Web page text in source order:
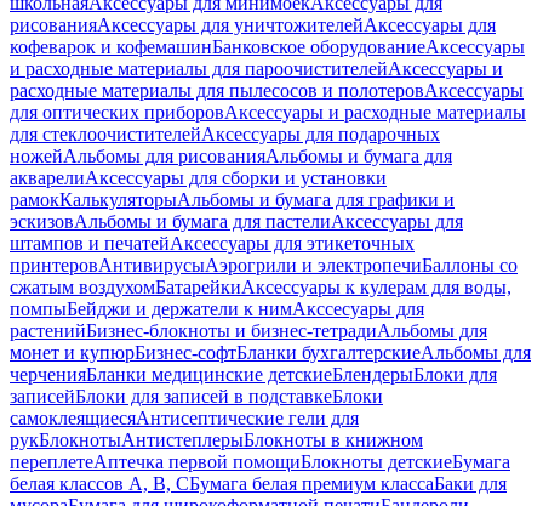
рисованияАксессуары для уничтожителейАксессуары для
кофеварок и кофемашинБанковское оборудованиеАксессуары
и расходные материалы для пароочистителейАксессуары и
расходные материалы для пылесосов и полотеровАксессуары
для оптических приборовАксессуары и расходные материалы
для стеклоочистителейАксессуары для подарочных
ножейАльбомы для рисованияАльбомы и бумага для
акварелиАксессуары для сборки и установки
рамокКалькуляторыАльбомы и бумага для графики и
эскизовАльбомы и бумага для пастелиАксессуары для
штампов и печатейАксессуары для этикеточных
принтеровАнтивирусыАэрогрили и электропечиБаллоны со
сжатым воздухомБатарейкиАксессуары к кулерам для воды,
помпыБейджи и держатели к нимАкссесуары для
растенийБизнес-блокноты и бизнес-тетрадиАльбомы для
монет и купюрБизнес-софтБланки бухгалтерскиеАльбомы для
черченияБланки медицинские детскиеБлендерыБлоки для
записейБлоки для записей в подставкеБлоки
самоклеящиесяАнтисептические гели для
рукБлокнотыАнтистеплерыБлокноты в книжном
переплетеАптечка первой помощиБлокноты детскиеБумага
белая классов А, В, СБумага белая премиум классаБаки для